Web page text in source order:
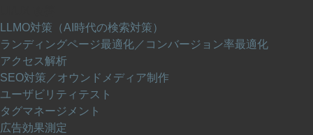
LLMO対策（AI時代の検索対策）
ランディングページ最適化／コンバージョン率最適化
アクセス解析
SEO対策／オウンドメディア制作
ユーザビリティテスト
タグマネージメント
広告効果測定